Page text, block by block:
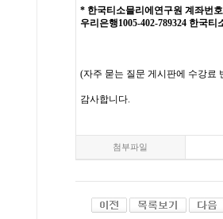
* 한국티소믈리에연구원 계좌번호
우리은행1005-402-789324 한국티
(자주 묻는 질문 게시판에 수강료
감사합니다.
첨부파일